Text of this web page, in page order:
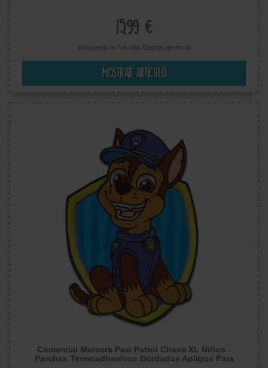
15,99 €
incluyendo el IVA más Gastos de envío
Mostrar artículo
Comercial Mercera Paw Patrol Chase XL Niños -
Parches Termoadhesivos Bordados Aplique Para